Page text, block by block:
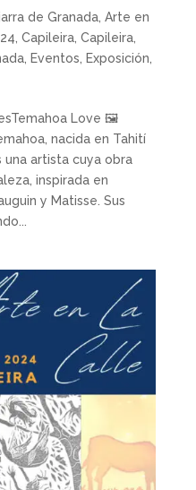
de Granada, Arte en
Capileira, Capileira,
, Eventos Exposición
Love 🖼
nacida en Tahití
una artista cuya obra
inspirada en
y Matisse. Sus